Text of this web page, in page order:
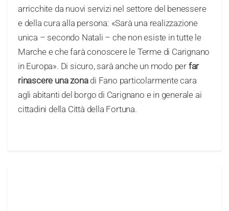
arricchite da nuovi servizi nel settore del benessere
e della cura alla persona: «Sarà una realizzazione
unica – secondo Natali – che non esiste in tutte le
Marche e che farà conoscere le Terme di Carignano
in Europa». Di sicuro, sarà anche un modo per far
rinascere una zonadi Fano particolarmente cara
agli abitanti del borgo di Carignano e in generale ai
cittadini della Città della Fortuna.